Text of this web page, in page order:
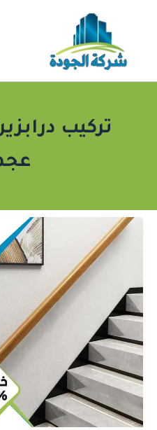
تركيب